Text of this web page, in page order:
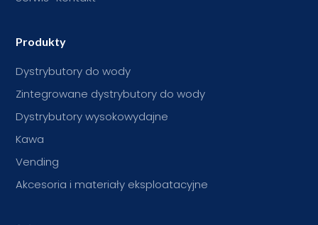
Produkty
Dystrybutory do wody
Zintegrowane dystrybutory do wody
Dystrybutory wysokowydajne
Kawa
Vending
Akcesoria i materiały eksploatacyjne